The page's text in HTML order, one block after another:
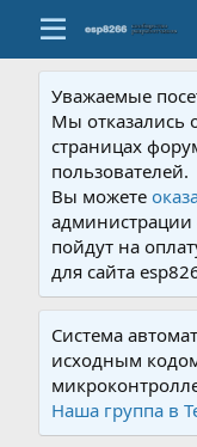
Уважаемые
Мы отказались
страницах
пользователей.
Вы можете
пойдут на
для сайта
Система
исходным
Наша группа в